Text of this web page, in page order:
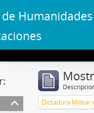
Dictadura Militar